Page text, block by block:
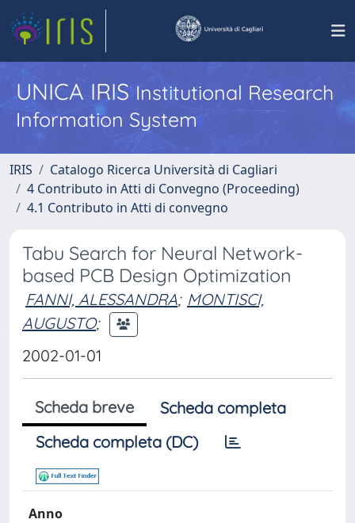
UNICA IRISInstitutional Research
Information System
IRIS
Catalogo Ricerca Università di Cagliari
4 Contributo in Atti di Convegno (Proceeding)
4.1 Contributo in Atti di convegno
Tabu Search for Neural Network-
based PCB Design Optimization
FANNI, ALESSANDRA; MONTISCI,
AUGUSTO;
2002-01-01
Scheda breve
Scheda completa
Scheda completa (DC)
Anno